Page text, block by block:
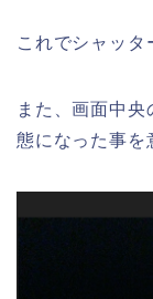
これでシャッタ
また、画面中
態になった事を